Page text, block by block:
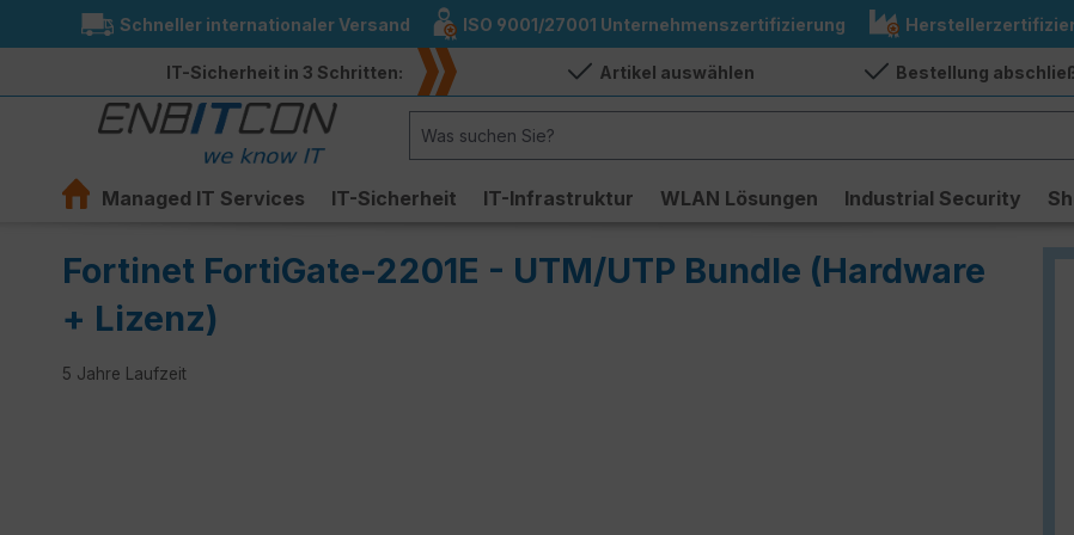
Zur Hauptnavigation springen
Schneller internationaler Versand ISO 9001/27001 Unternehmenszertifizierung
IT-Sicherheit in 3 Schritten: Artikel auswählen Bestellung
Managed IT Services IT-Sicherheit IT-Infrastruktur WLAN Lösungen Industrial Security
Fortinet FortiGate-2201E - UTM/UTP Bundle (Hardware
+ Lizenz)
5 Jahre Laufzeit